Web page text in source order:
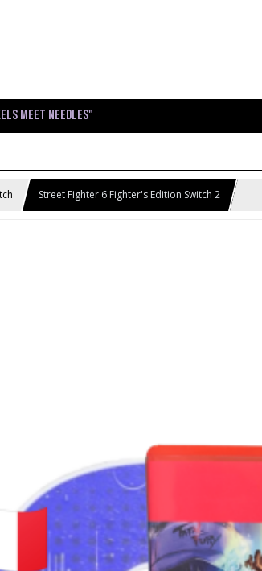
meet needles"
Street Fighter 6 Fighter's Edition Switch 2